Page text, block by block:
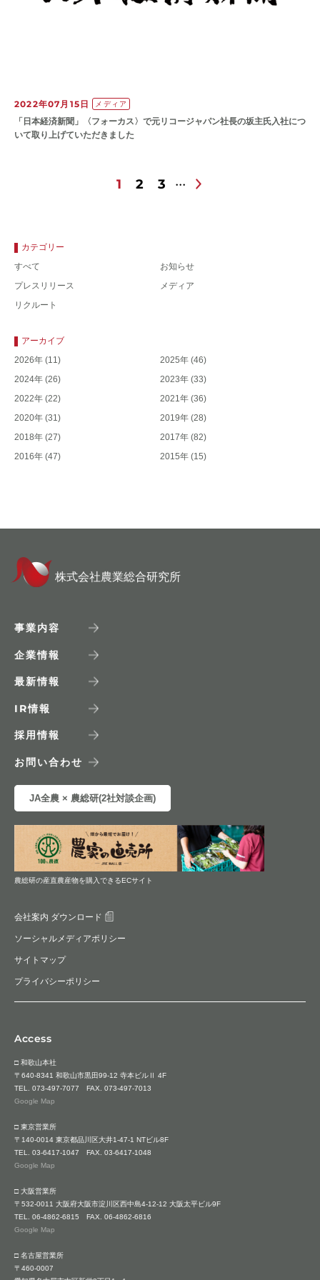
2022年07月15日 メディア
「日本経済新聞」〈フォーカス〉で元リコージャパン社長の坂主氏入社につ
いて取り上げていただきました
1 2 3
カテゴリー
すべて
お知らせ
プレスリリース
メディア
リクルート
アーカイブ
2026年 (11) 2025年 (46)
2024年 (26) 2023年 (33)
2022年 (22) 2021年 (36)
2020年 (31) 2019年 (28)
2018年 (27) 2017年 (82)
2016年 (47) 2015年 (15)
株式会社農業総合研究所
事業内容
企業情報
最新情報
IR情報
採用情報
お問い合わせ
JA全農 × 農総研(2社対談企画)
農総研の産直農産物を購入できるECサイト
会社案内 ダウンロード
ソーシャルメディアポリシー
サイトマップ
プライバシーポリシー
Access
□ 和歌山本社
〒640-8341 和歌山市黒田99-12 寺本ビルⅡ 4F
TEL. 073-497-7077 FAX. 073-497-7013
Google Map
□ 東京営業所
〒140-0014 東京都品川区大井1-47-1 NTビル8F
TEL. 03-6417-1047 FAX. 03-6417-1048
Google Map
□ 大阪営業所
〒532-0011 大阪府大阪市淀川区西中島4-12-12 大阪太平ビル9F
TEL. 06-4862-6815 FAX. 06-4862-6816
Google Map
□ 名古屋営業所
〒460-0007